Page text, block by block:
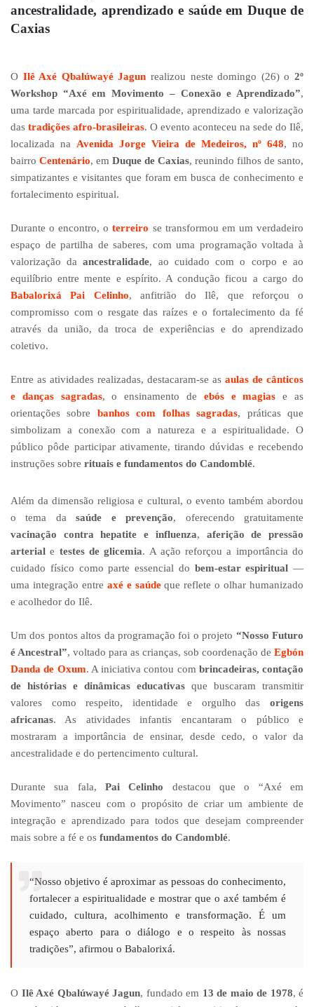
ancestralidade, aprendizado e saúde em Duque de
Caxias
O Ilê Axé Qbalúwayé Jagun realizou neste domingo (26) o2º
Workshop “Axé em Movimento – Conexão e Aprendizado”,
uma tarde marcada por espiritualidade, aprendizado e valorização
das tradições afro-brasileiras. O evento aconteceu na sede do Ilê,
localizada na Avenida Jorge Vieira de Medeiros, nº 648, no
bairro Centenário, em Duque de Caxias, reunindo filhos de santo,
simpatizantes e visitantes que foram em busca de conhecimento e
fortalecimento espiritual.
Durante o encontro, oterreiro se transformou em um verdadeiro
espaço de partilha de saberes, com uma programação voltada à
valorização daancestralidade, ao cuidado com o corpo e ao
equilíbrio entre mente e espírito. A condução ficou a cargo do
Babalorixá Pai Celinho, anfitrião do Ilê, que reforçou o
compromisso com o resgate das raízes e o fortalecimento da fé
através da união, da troca de experiências e do aprendizado
coletivo.
Entre as atividades realizadas, destacaram-se as aulas de cânticos
e danças sagradas, o ensinamento de ebós e magias e as
orientações sobre banhos com folhas sagradas, práticas que
simbolizam a conexão com a natureza e a espiritualidade. O
público pôde participar ativamente, tirando dúvidas e recebendo
instruções sobre rituais e fundamentos do Candomblé.
Além da dimensão religiosa e cultural, o evento também abordou
o tema dasaúde e prevenção, oferecendo gratuitamente
vacinação contra hepatite e influenza, aferição de pressão
arterial e testes de glicemia. A ação reforçou a importância do
cuidado físico como parte essencial do bem-estar espiritual —
uma integração entre axé e saúdeque reflete o olhar humanizado
e acolhedor do Ilê.
Um dos pontos altos da programação foi o projeto “Nosso Futuro
é Ancestral”, voltado para as crianças, sob coordenação de Egbón
Danda de Oxum. A iniciativa contou com brincadeiras, contação
de histórias e dinâmicas educativas que buscaram transmitir
valores como respeito, identidade e orgulho das origens
africanas. As atividades infantis encantaram o público e
mostraram a importância de ensinar, desde cedo, o valor da
ancestralidade e do pertencimento cultural.
Durante sua fala, Pai Celinho destacou que o “Axé em
Movimento” nasceu com o propósito de criar um ambiente de
integração e aprendizado para todos que desejam compreender
mais sobre a fé e os fundamentos do Candomblé.
“Nosso objetivo é aproximar as pessoas do conhecimento,
fortalecer a espiritualidade e mostrar que o axé também é
cuidado, cultura, acolhimento e transformação. É um
espaço aberto para o diálogo e o respeito às nossas
tradições”, afirmou o Babalorixá.
O Ilê Axé Qbalúwayé Jagun, fundado em 13 de maio de 1978, é